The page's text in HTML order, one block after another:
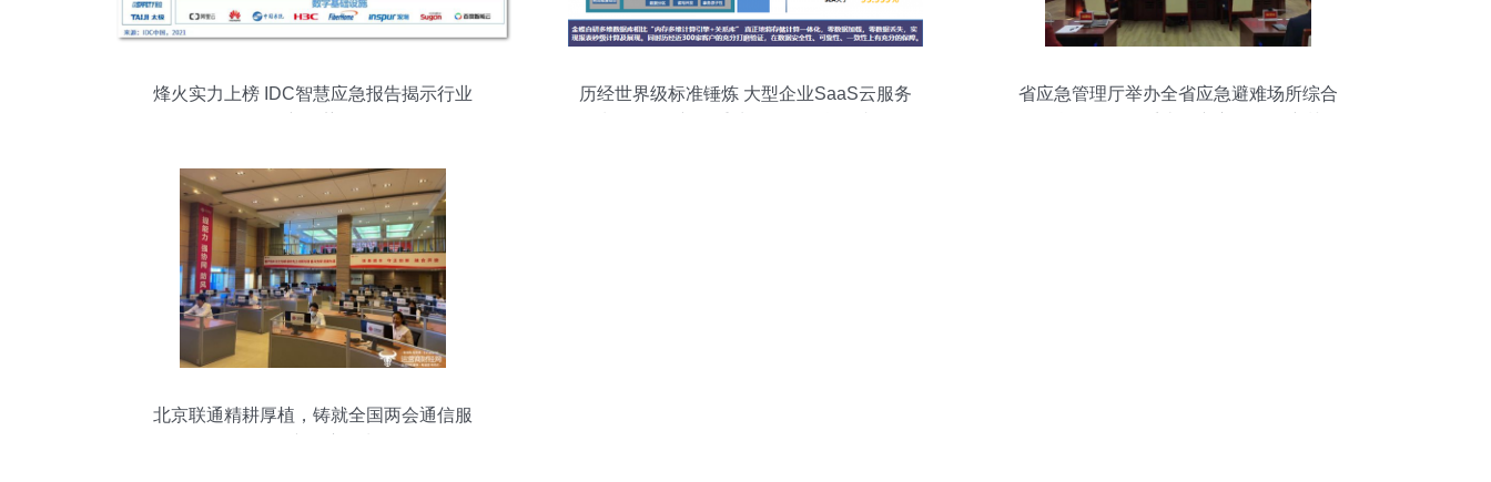
烽火实力上榜 IDC智慧应急报告揭示行业
历经世界级标准锤炼 大型企业SaaS云服务
省应急管理厅举办全省应急避难场所综合
北京联通精耕厚植，铸就全国两会通信服